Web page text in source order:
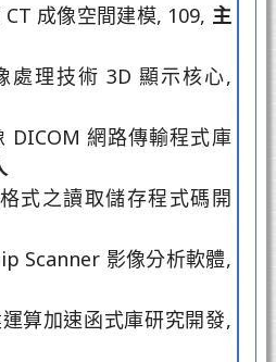
成像空間建模, 109, 主
處理技術 3D 顯示核心,
DICOM 網路傳輸程式庫
式之讀取儲存程式碼開
Scanner 影像分析軟體,
算加速函式庫研究開發,